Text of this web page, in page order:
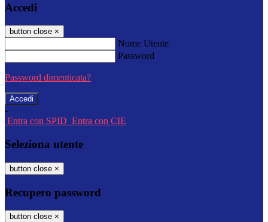
Accedi
button close ×
Nome Utente
Password
Password dimenticata?
-
Entra con SPID Entra con CIE
Seleziona utente
button close ×
Recupero password
button close ×